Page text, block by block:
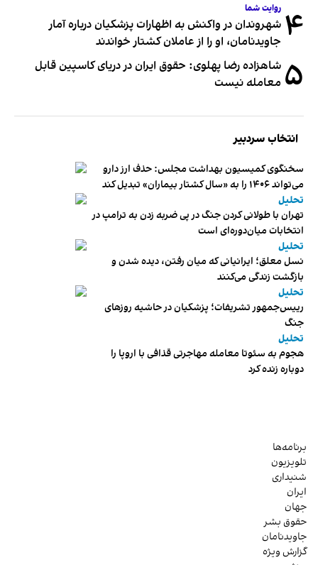
۴ روایت شما
شهروندان در واکنش به اظهارات پزشکیان درباره آمار
جاویدنامان، او را از عاملان کشتار خواندند
۵ شاهزاده رضا پهلوی: حقوق ایران در دریای کاسپین قابل
معامله نیست
انتخاب سردبیر
سخنگوی کمیسیون بهداشت مجلس: حذف ارز دارو
می‌تواند ۱۴۰۶ را به «سال کشتار بیماران» تبدیل کند
تحلیل
تهران با طولانی کردن جنگ در پی ضربه زدن به ترامپ در
انتخابات میان‌دوره‌ای است
تحلیل
نسل معلق؛ ایرانیانی که میان رفتن، دیده شدن و
بازگشت زندگی می‌کنند
تحلیل
رییس‌جمهور تشریفات؛ پزشکیان در حاشیه روزهای
جنگ
تحلیل
هجوم به سئوتا معامله مهاجرتی قذافی با اروپا را
دوباره زنده کرد
برنامه‌ها
تلویزیون
شنیداری
ایران
جهان
حقوق بشر
جاویدنامان
گزارش ویژه